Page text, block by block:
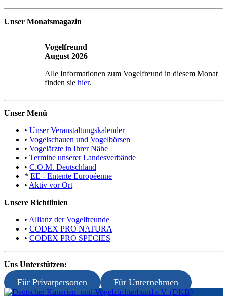
Unser Monatsmagazin
Vogelfreund
August 2026
Alle Informationen zum Vogelfreund in diesem Monat
finden sie hier.
Unser Menü
• Unser Veranstaltungskalender
• Vogelschauen und Vogelbörsen
• Vogelärzte in Ihrer Nähe
• Termine unserer Landesverbände
• C.O.M. Deutschland
* EE - Entente Européenne
• Aktiv vor Ort
Unsere Richtlinien
• Allianz der Vogelfreunde
• CODEX PRO NATURA
• CODEX PRO SPECIES
Uns Unterstützen:
Für Privatpersonen Für Unternehmen